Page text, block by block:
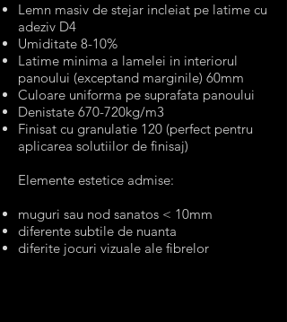
Lemn masiv de stejar incleiat pe latime cu
adeziv D4
Umiditate 8-10%
Latime minima a lamelei in interiorul
panoului (exceptand marginile) 60mm
Culoare uniforma pe suprafata panoului
Denistate 670-720kg/m3
Finisat cu granulatie 120 (perfect pentru
aplicarea solutiilor de finisaj)
Elemente estetice admise:​
muguri sau nod sanatos < 10mm
diferente subtile de nuanta
diferite jocuri vizuale ale fibrelor